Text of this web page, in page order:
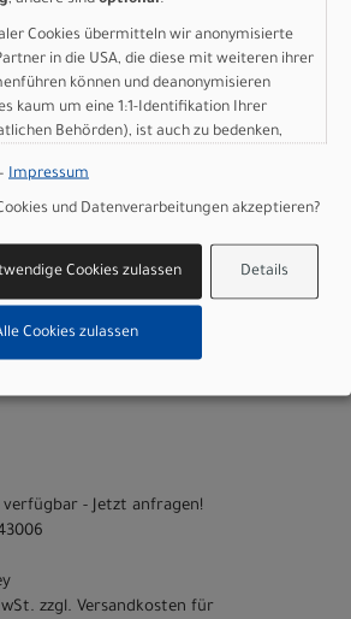
AG Niederlassung Deutschland
- Jetzt anfragen!
zzgl. Versandkosten für
Cookies übermitteln wir anonymisierte
in die USA, die diese mit weiteren ihrer
können und deanonymisieren
kaum um eine 1:1-Identifikation Ihrer
Behörden), ist auch zu bedenken,
Union.
Impressum
und Datenverarbeitungen akzeptieren?
Details
Cookies zulassen
Cookies zulassen